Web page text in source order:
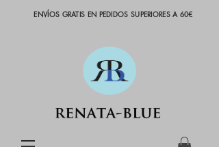
ENVÍOS GRATIS EN PEDIDOS SUPERIORES A 60€